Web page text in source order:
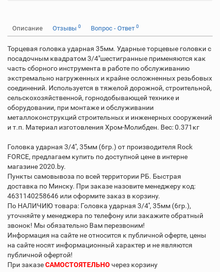
Описание Отзывы 0 Вопрос - Ответ 0
Торцевая головка ударная 35мм. Ударные торцевые головки с
посадочным квадратом 3/4"шестигранные применяются как
часть сборного инструмента в работе по обслуживанию
экстремально нагруженных и крайне осложненных резьбовых
соединений. Используется в тяжелой дорожной, строительной,
сельскохозяйственной, горнодобывающей технике и
оборудовании, при монтаже и обслуживании
металлоконструкций строительных и инженерных сооружений
и т.п. Материал изготовления Хром-Молибден. Вес: 0.371кг
Головка ударная 3/4'', 35мм (6гр.) от производителя Rock
FORCE, предлагаем купить по доступной цене в интерне
магазине 2020.by.
Пункты самовывоза по всей территории РБ. Быстрая
доставка по Минску. При заказе назовите менеджеру код:
4631140258646 или оформите заказ в корзину.
По НАЛИЧИЮ товара: Головка ударная 3/4'', 35мм (6гр.),
уточняйте у менеджера по телефону или закажите обратный
звонок! Мы обязательно Вам перезвоним!
Информация на сайте не относится к публичной оферте, цены
на сайте носят информационный характер и не являются
публичной офертой!
При заказеСАМОСТОЯТЕЛЬНО через корзину